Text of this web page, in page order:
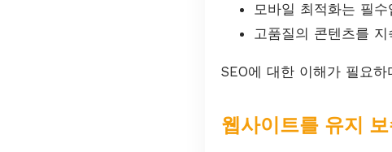
모바일 최적화는 필
고품질의 콘텐츠를
SEO에 대한 이해가 필요
웹사이트를 유지